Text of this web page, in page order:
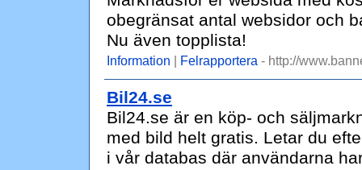
obegränsat antal websidor och
Nu även topplista!
Information | Felrapportera - http://
Bil24.se
Bil24.se är en köp- och
med bild helt gratis. Letar du
i vår databas där användarna